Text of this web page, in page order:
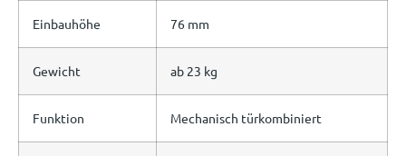
Einbauhöhe 76 mm
Gewicht ab 23 kg
Funktion Mechanisch türkombiniert